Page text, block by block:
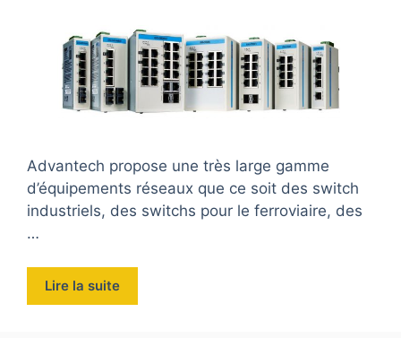
Advantech propose une très large gamme
d’équipements réseaux que ce soit des switch
industriels, des switchs pour le ferroviaire, des
…
Lire la suite